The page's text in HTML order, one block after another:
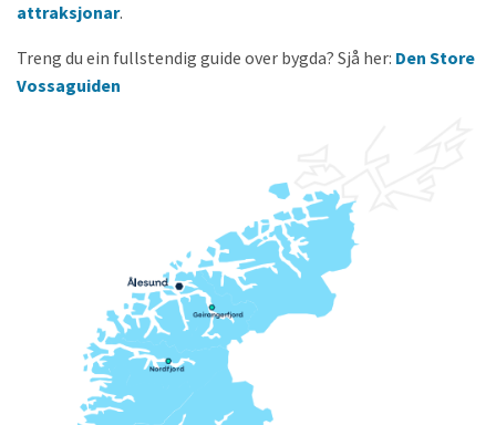
attraksjonar.
Treng du ein fullstendig guide over bygda? Sjå her: Den Store
Vossaguiden